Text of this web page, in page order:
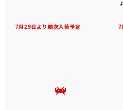
7月29日より順次入荷予定 7